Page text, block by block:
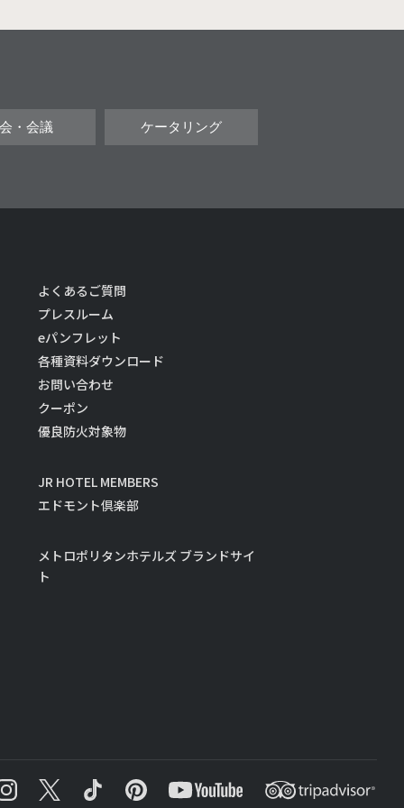
・会議 ケータリング
よくあるご質問
プレスルーム
eパンフレット
各種資料ダウンロード
お問い合わせ
クーポン
優良防火対象物
JR HOTEL MEMBERS
エドモント倶楽部
メトロポリタンホテルズ ブランドサイ
ト